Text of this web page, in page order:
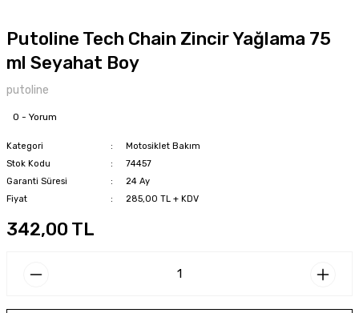
Putoline Tech Chain Zincir Yağlama 75
ml Seyahat Boy
putoline
0 - Yorum
Kategori
Motosiklet Bakım
Stok Kodu
74457
Garanti Süresi
24 Ay
Fiyat
285,00 TL + KDV
342,00 TL